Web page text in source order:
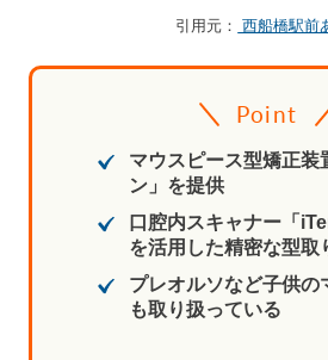
引用元： 西船橋駅前
Point
マウスピース型矯正装
ン」を提供
口腔内スキャナー「
を活用した精密な型取
プレオルソなど子供の
も取り扱っている